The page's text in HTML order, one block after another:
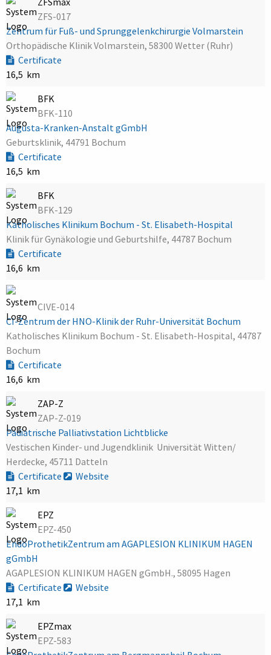
ZFS-017
Zentrum für Fuß- und Sprunggelenkchirurgie Volmarstein
Orthopädische Klinik Volmarstein, 58300 Wetter (Ruhr)
Certificate
16,5 km
BFK
BFK-110
Augusta-Kranken-Anstalt gGmbH
Geburtsklinik, 44791 Bochum
Certificate
16,5 km
BFK
BFK-129
Katholisches Klinikum Bochum - St. Elisabeth-Hospital
Klinik für Gynäkologie und Geburtshilfe, 44787 Bochum
Certificate
16,6 km
CIVE-014
CI-Zentrum der HNO-Klinik der Ruhr-Universität Bochum
Katholisches Klinikum Bochum - St. Elisabeth-Hospital, 44787
Bochum
Certificate
16,6 km
ZAP-Z
ZAP-Z-019
Pädiatrische Palliativstation Lichtblicke
Vestischen Kinder- und Jugendklinik  Universität Witten/
Herdecke, 45711 Datteln
Certificate
Website
17,1 km
EPZ
EPZ-450
EndoProthetikZentrum am AGAPLESION KLINIKUM HAGEN
gGmbH
AGAPLESION KLINIKUM HAGEN gGmbH., 58095 Hagen
Certificate
Website
17,1 km
EPZmax
EPZ-583